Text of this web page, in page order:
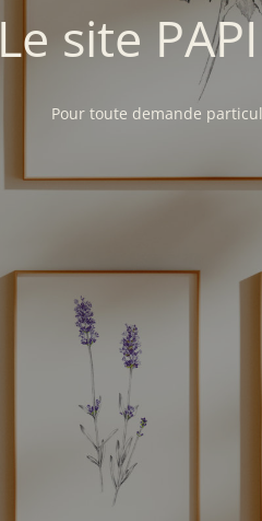
Le site
Pour toute demande